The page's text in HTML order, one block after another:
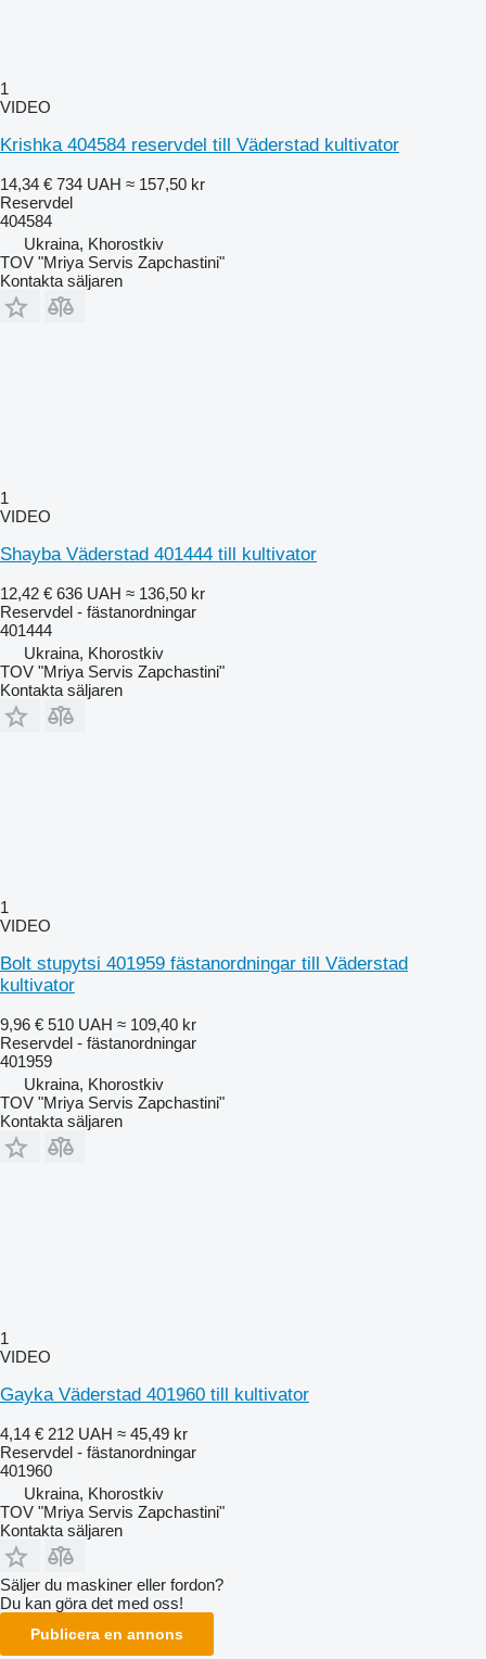
1
VIDEO
Krishka 404584 reservdel till Väderstad kultivator
14,34 € 734 UAH ≈ 157,50 kr
Reservdel
404584
Ukraina, Khorostkiv
TOV "Mriya Servis Zapchastini"
Kontakta säljaren
1
VIDEO
Shayba Väderstad 401444 till kultivator
12,42 € 636 UAH ≈ 136,50 kr
Reservdel - fästanordningar
401444
Ukraina, Khorostkiv
TOV "Mriya Servis Zapchastini"
Kontakta säljaren
1
VIDEO
Bolt stupytsi 401959 fästanordningar till Väderstad
kultivator
9,96 € 510 UAH ≈ 109,40 kr
Reservdel - fästanordningar
401959
Ukraina, Khorostkiv
TOV "Mriya Servis Zapchastini"
Kontakta säljaren
1
VIDEO
Gayka Väderstad 401960 till kultivator
4,14 € 212 UAH ≈ 45,49 kr
Reservdel - fästanordningar
401960
Ukraina, Khorostkiv
TOV "Mriya Servis Zapchastini"
Kontakta säljaren
Säljer du maskiner eller fordon?
Du kan göra det med oss!
Publicera en annons